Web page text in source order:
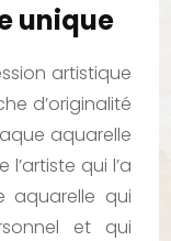
unique
artistique
d’originalité
aquarelle
qui l’a
aquarelle qui
et qui